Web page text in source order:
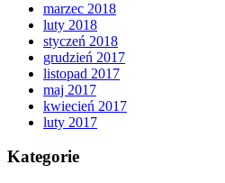
marzec 2018
luty 2018
styczeń 2018
grudzień 2017
listopad 2017
maj 2017
kwiecień 2017
luty 2017
Kategorie